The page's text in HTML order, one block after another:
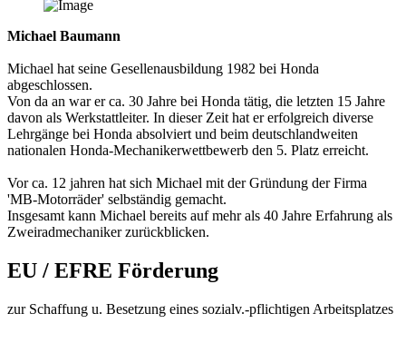
Michael Baumann
Michael hat seine Gesellenausbildung 1982 bei Honda
abgeschlossen.
Von da an war er ca. 30 Jahre bei Honda tätig, die letzten 15 Jahre
davon als Werkstattleiter. In dieser Zeit hat er erfolgreich diverse
Lehrgänge bei Honda absolviert und beim deutschlandweiten
nationalen Honda-Mechanikerwettbewerb den 5. Platz erreicht.
Vor ca. 12 jahren hat sich Michael mit der Gründung der Firma
'MB-Motorräder' selbständig gemacht.
Insgesamt kann Michael bereits auf mehr als 40 Jahre Erfahrung als
Zweiradmechaniker zurückblicken.
EU / EFRE Förderung
zur Schaffung u. Besetzung eines sozialv.-pflichtigen Arbeitsplatzes